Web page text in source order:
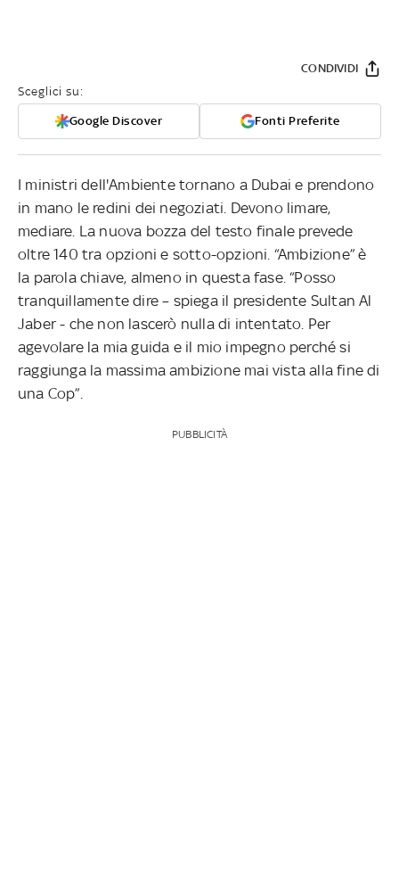
Sceglici su:
Google Discover Fonti Preferite
CONDIVIDI
I ministri dell'Ambiente tornano a Dubai e prendono
in mano le redini dei negoziati. Devono limare,
mediare. La nuova bozza del testo finale prevede
oltre 140 tra opzioni e sotto-opzioni. “Ambizione” è
la parola chiave, almeno in questa fase. “Posso
tranquillamente dire – spiega il presidente Sultan Al
Jaber - che non lascerò nulla di intentato. Per
agevolare la mia guida e il mio impegno perché si
raggiunga la massima ambizione mai vista alla fine di
una Cop”.
PUBBLICITÀ